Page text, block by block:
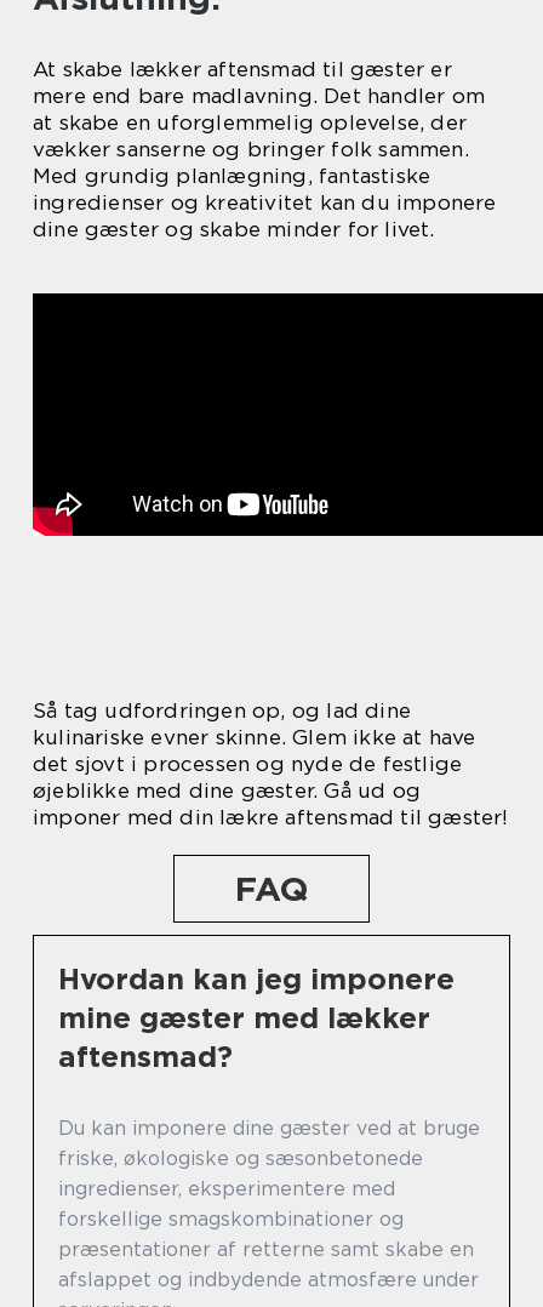
At skabe lækker aftensmad til gæster er
mere end bare madlavning. Det handler om
at skabe en uforglemmelig oplevelse, der
vækker sanserne og bringer folk sammen.
Med grundig planlægning, fantastiske
ingredienser og kreativitet kan du imponere
dine gæster og skabe minder for livet.
Så tag udfordringen op, og lad dine
kulinariske evner skinne. Glem ikke at have
det sjovt i processen og nyde de festlige
øjeblikke med dine gæster. Gå ud og
imponer med din lækre aftensmad til gæster!
FAQ
Hvordan kan jeg imponere
mine gæster med lækker
aftensmad?
Du kan imponere dine gæster ved at bruge
friske, økologiske og sæsonbetonede
ingredienser, eksperimentere med
forskellige smagskombinationer og
præsentationer af retterne samt skabe en
afslappet og indbydende atmosfære under